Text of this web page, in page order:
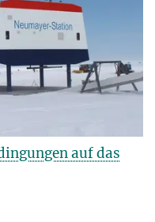
auf das